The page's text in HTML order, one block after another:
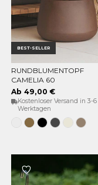
BEST-SELLER
OPTIONEN WÄHLEN
RUNDBLUMENTOPF
CAMELIA 60
Ab 49,00 €
Kostenloser Versand in 3-6
Werktagen
WeissBronzeSchwarz
Anthrazit
Opak-
Beige
Taupe